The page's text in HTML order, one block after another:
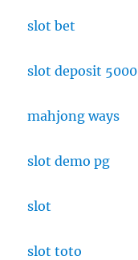
slot bet
slot deposit 5000
mahjong ways
slot demo pg
slot
slot toto